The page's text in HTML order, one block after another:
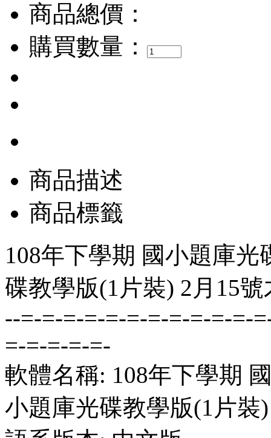
商品總價：
購買數量：
商品描述
商品標籤
108年下學期 國小題庫
碟教學版(1片裝) 2月15
--=-=-=-=-=-=-=-=-=-=-=-
=-=-=-=-=-
軟體名稱: 108年下學期
小題庫光碟教學版(1片